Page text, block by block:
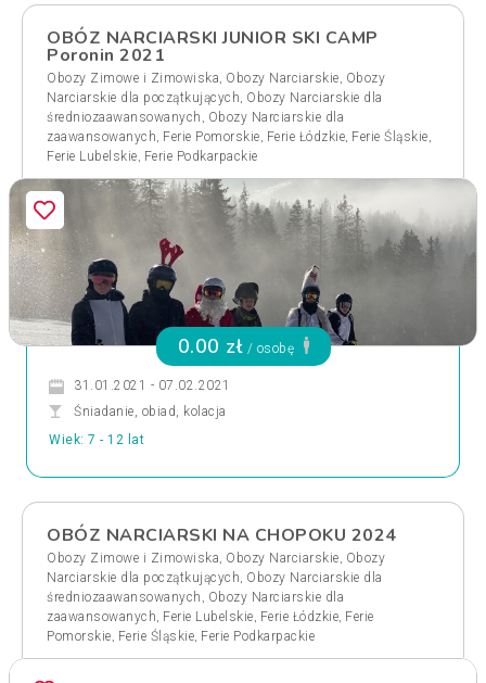
OBÓZ NARCIARSKI JUNIOR SKI CAMP
Poronin 2021
Obozy Zimowe i Zimowiska, Obozy Narciarskie, Obozy
Narciarskie dla początkujących, Obozy Narciarskie dla
średniozaawansowanych , Obozy Narciarskie dla
zaawansowanych, Ferie Pomorskie, Ferie Łódzkie, Ferie Śląskie,
Ferie Lubelskie, Ferie Podkarpackie
0.00 zł / osobę
31.01.2021 - 07.02.2021
Śniadanie, obiad, kolacja
Wiek: 7 - 12 lat
OBÓZ NARCIARSKI NA CHOPOKU 2024
Obozy Zimowe i Zimowiska, Obozy Narciarskie, Obozy
Narciarskie dla początkujących, Obozy Narciarskie dla
średniozaawansowanych , Obozy Narciarskie dla
zaawansowanych, Ferie Lubelskie, Ferie Łódzkie, Ferie
Pomorskie, Ferie Śląskie, Ferie Podkarpackie